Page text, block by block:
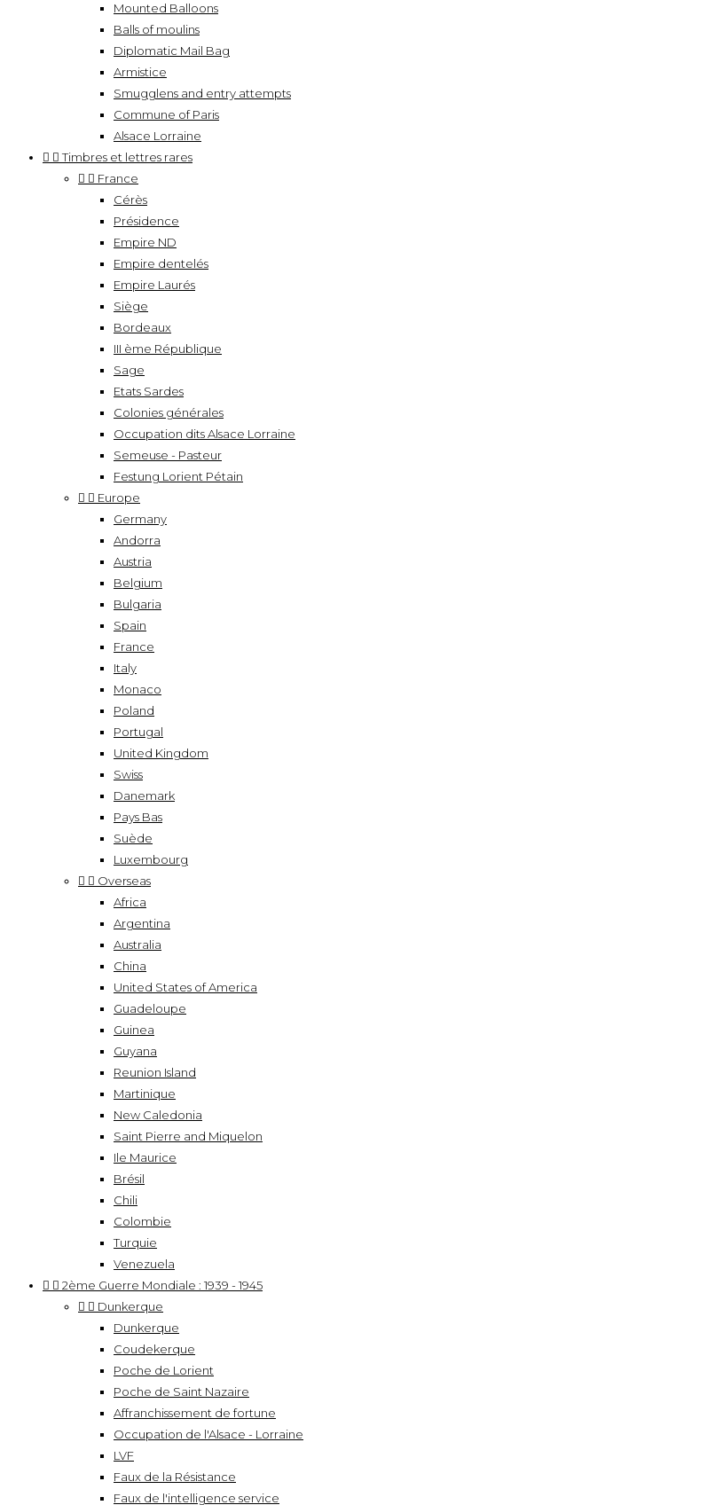
Mounted Balloons
Balls of moulins
Diplomatic Mail Bag
Armistice
Smugglens and entry attempts
Commune of Paris
Alsace Lorraine
  Timbres et lettres rares
  France
Cérès
Présidence
Empire ND
Empire dentelés
Empire Laurés
Siège
Bordeaux
III ème République
Sage
Etats Sardes
Colonies générales
Occupation dits Alsace Lorraine
Semeuse - Pasteur
Festung Lorient Pétain
  Europe
Germany
Andorra
Austria
Belgium
Bulgaria
Spain
France
Italy
Monaco
Poland
Portugal
United Kingdom
Swiss
Danemark
Pays Bas
Suède
Luxembourg
  Overseas
Africa
Argentina
Australia
China
United States of America
Guadeloupe
Guinea
Guyana
Reunion Island
Martinique
New Caledonia
Saint Pierre and Miquelon
Ile Maurice
Brésil
Chili
Colombie
Turquie
Venezuela
  2ème Guerre Mondiale : 1939 - 1945
  Dunkerque
Dunkerque
Coudekerque
Poche de Lorient
Poche de Saint Nazaire
Affranchissement de fortune
Occupation de l'Alsace - Lorraine
LVF
Faux de la Résistance
Faux de l'intelligence service